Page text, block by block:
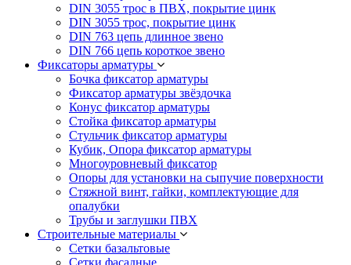
DIN 3055 трос в ПВХ, покрытие цинк
DIN 3055 трос, покрытие цинк
DIN 763 цепь длинное звено
DIN 766 цепь короткое звено
Фиксаторы арматуры
Бочка фиксатор арматуры
Фиксатор арматуры звёздочка
Конус фиксатор арматуры
Стойка фиксатор арматуры
Стульчик фиксатор арматуры
Кубик, Опора фиксатор арматуры
Многоуровневый фиксатор
Опоры для установки на сыпучие поверхности
Стяжной винт, гайки, комплектующие для
опалубки
Трубы и заглушки ПВХ
Строительные материалы
Сетки базальтовые